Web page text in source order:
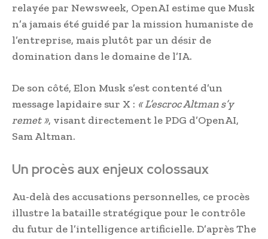
relayée par Newsweek, OpenAI estime que Musk
n’a jamais été guidé par la mission humaniste de
l’entreprise, mais plutôt par un désir de
domination dans le domaine de l’IA.
De son côté, Elon Musk s’est contenté d’un
message lapidaire sur X : « L’escroc Altman s’y
remet », visant directement le PDG d’OpenAI,
Sam Altman.
Un procès aux enjeux colossaux
Au-delà des accusations personnelles, ce procès
illustre la bataille stratégique pour le contrôle
du futur de l’intelligence artificielle. D’après The